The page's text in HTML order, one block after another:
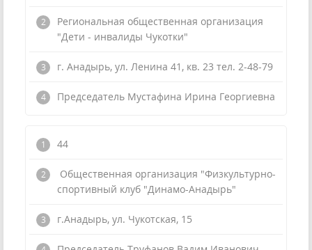
Региональная общественная организация
"Дети - инвалиды Чукотки"
г. Анадырь, ул. Ленина 41, кв. 23 тел. 2-48-79
Председатель Мустафина Ирина Георгиевна
44
Общественная организация "Физкультурно-
спортивный клуб "Динамо-Анадырь"
г.Анадырь, ул. Чукотская, 15